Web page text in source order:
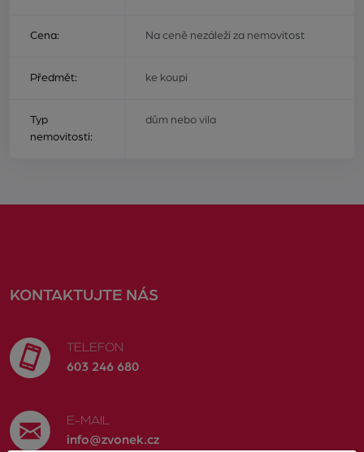
Cena: Na ceně nezáleží za nemovitost
Předmět: ke koupi
Typ
nemovitosti:
dům nebo vila
KONTAKTUJTE NÁS
TELEFON
603 246 680
E-MAIL
info@zvonek.cz